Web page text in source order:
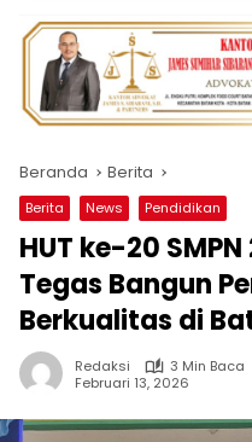
Beranda Berita
Berita News Pendidikan
HUT ke-20
Tegas Bangun
Berkualitas di
Redaksi
3 Min Baca
Februari 13, 2026